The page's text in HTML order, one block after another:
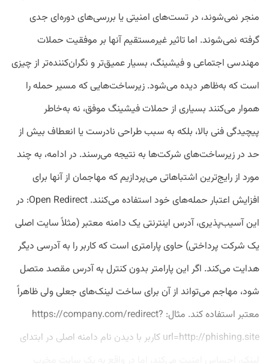
منجر نمی‌شوند، در تست‌های امنیتی یا بررسی‌های دوره‌ای جدی
گرفته نمی‌شوند. اما تاثیر غیرمستقیم آنها بر موفقیت حملات
مهندسی اجتماعی و فیشینگ، بسیار عمیق‌تر و نگران‌کننده‌تر از چیزی
است که به‌ظاهر دیده می‌شود. زیرساخت‌هایی که مسیر حمله را
هموار می‌کنند بسیاری از حملات فیشینگ موفق، نه به‌خاطر
پیچیدگی فنی بالا، بلکه به سبب طراحی نادرست یا انعطاف بیش از
حد در زیرساخت‌های شرکت‌ها به نتیجه می‌رسند. در ادامه، به چند
مورد از رایج‌ترین اشتباهاتی می‌پردازیم که مهاجمان از آنها برای
افزایش اعتبار حمله‌های خود استفاده می‌کنند. Open Redirect: در
این آسیب‌پذیری، آدرس‌ اینترنتی یک دامنه معتبر (مثلاً سایت اصلی
یک شرکت پرداختی) حاوی پارامتری است که کاربر را به آدرسی دیگر
هدایت می‌کند. اگر این پارامتر بدون کنترل به آدرس مقصد متصل
شود، مهاجم می‌تواند از آن برای ساخت لینک‌های جعلی ولی ظاهراً
معتبر استفاده کند. مثال: https://company.com/redirect?
url=http://phishing.site کاربر با دیدن نام دامنه اصلی در ابتدای